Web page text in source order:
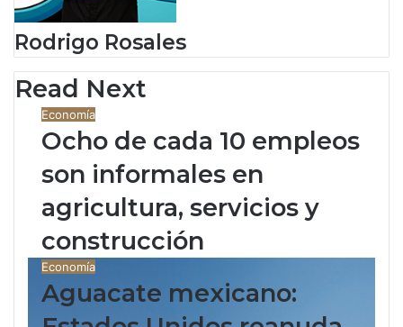
Rodrigo Rosales
Read Next
Economía
Ocho de cada 10 empleos
son informales en
agricultura, servicios y
construcción
Economía
Aguacate mexicano: